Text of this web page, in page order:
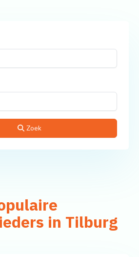
Zoek
in Tilburg